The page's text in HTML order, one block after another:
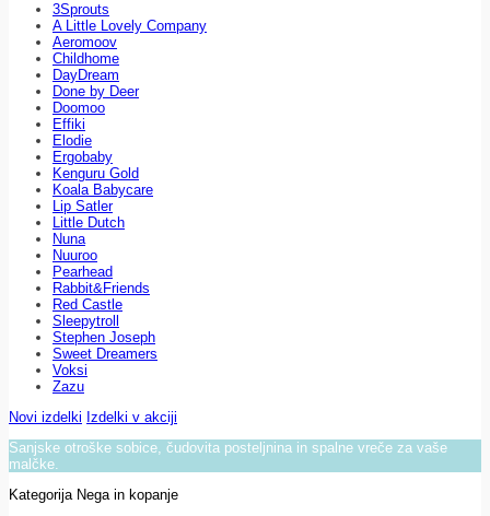
3Sprouts
A Little Lovely Company
Aeromoov
Childhome
DayDream
Done by Deer
Doomoo
Effiki
Elodie
Ergobaby
Kenguru Gold
Koala Babycare
Lip Satler
Little Dutch
Nuna
Nuuroo
Pearhead
Rabbit&Friends
Red Castle
Sleepytroll
Stephen Joseph
Sweet Dreamers
Voksi
Zazu
Novi izdelki Izdelki v akciji
Sanjske otroške sobice, čudovita posteljnina in spalne vreče za vaše
malčke.
Kategorija Nega in kopanje